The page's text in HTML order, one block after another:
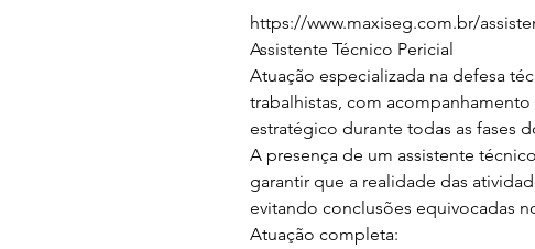
https://www.maxiseg.com.br/
Assistente Técnico Pericial
Atuação especializada na defesa
trabalhistas, com
estratégico durante todas as fases
A presença de um assistente
garantir que a realidade das
evitando conclusões equivocadas
Atuação completa: